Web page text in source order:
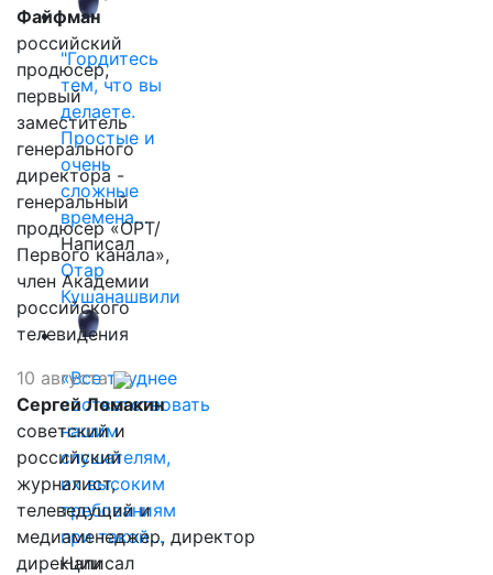
"Гордитесь
тем, что вы
делаете.
Простые и
очень
сложные
времена…
Написал
Отар
Кушанашвили
«Все труднее
соответствовать
нашим
слушателям,
их высоким
требованиям
при такой…
Написал
Файфман
российский
продюсер,
первый
заместитель
генерального
директора -
генеральный
продюсер «ОРТ/
Первого канала»,
член Академии
российского
телевидения
10 августа
Сергей Ломакин
советский и
российский
журналист,
телеведущий и
медиаменеджер, директор
дирекции